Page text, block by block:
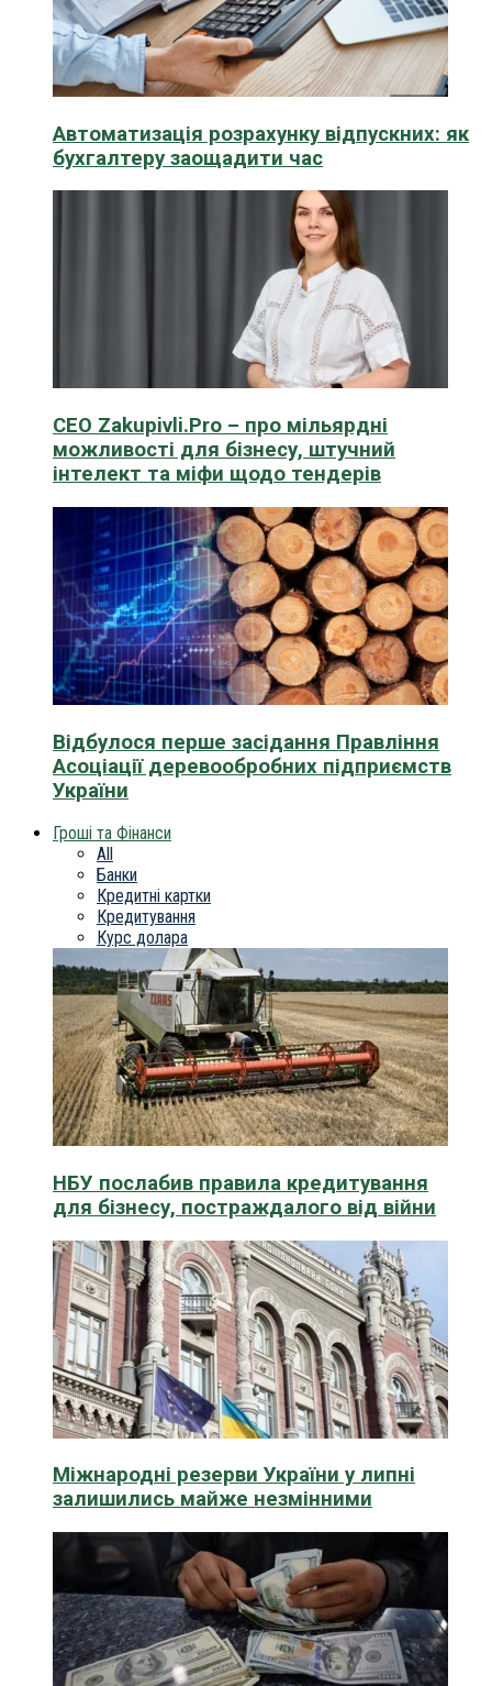
Автоматизація розрахунку відпускних: як
бухгалтеру заощадити час
CEO Zakupivli.Pro – про мільярдні
можливості для бізнесу, штучний
інтелект та міфи щодо тендерів
Відбулося перше засідання Правління
Асоціації деревообробних підприємств
України
Гроші та Фінанси
All
Банки
Кредитні картки
Кредитування
Курс долара
НБУ послабив правила кредитування
для бізнесу, постраждалого від війни
Міжнародні резерви України у липні
залишились майже незмінними